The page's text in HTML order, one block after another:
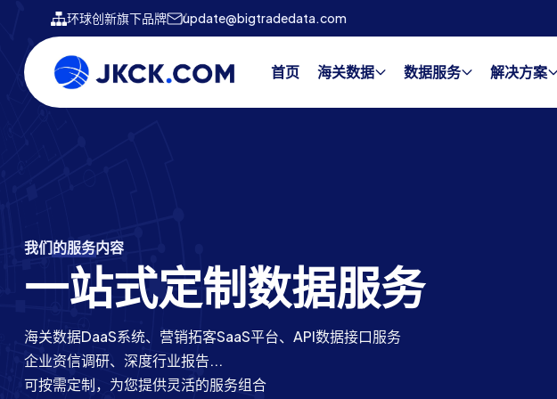
环球创新旗下品牌 update@bigtradedata.com
首页 海关数据 数据服务 解决方案
我们的行业资历
专注进出口数据22年
二十余年行业经验，以数据服务立足，打造400人专业团队
服务国内外100,000+企业
海关数据服务商
进出口数据网
提供88个国家海关数据源，一百亿+条真实进出口数据
贸易覆盖全球230+国家和地区，包括197个主权国家和36个独立
报关区
我们的服务内容
一站式定制数据服务
海关数据DaaS系统、营销拓客SaaS平台、API数据接口服务
企业资信调研、深度行业报告...
可按需定制，为您提供灵活的服务组合
海关数据服务商
进出口数据网
提供88个国家海关数据源，一百亿+条真实进出口数据
贸易覆盖全球230+国家和地区，包括197个主权国家和36个独立
报关区